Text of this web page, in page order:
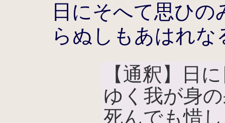
日にそへて思ひ
らぬしもあはれな
【通釈】日
ゆく我が身
死んでも惜